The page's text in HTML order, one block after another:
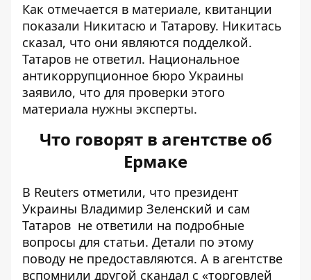
Как отмечается в материале, квитанции
показали Никитасю и Татарову. Никитась
сказал, что они являются подделкой.
Татаров не ответил. Национальное
антикоррупционное бюро Украины
заявило, что для проверки этого
материала нужны эксперты.
Что говорят в агентстве об
Ермаке
В Reuters отметили, что президент
Украины Владимир Зеленский и сам
Татаров не ответили на подробные
вопросы для статьи. Детали по этому
поводу не предоставляются. А в агентстве
вспомнили другой скандал с «торговлей